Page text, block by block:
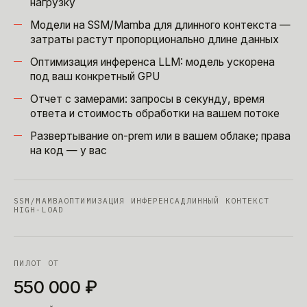
Модели на SSM/Mamba для длинного контекста —
затраты растут пропорционально длине данных
Оптимизация инференса LLM: модель ускорена
под ваш конкретный GPU
Отчет с замерами: запросы в секунду, время
ответа и стоимость обработки на вашем потоке
Развертывание on-prem или в вашем облаке; права
на код — у вас
SSM/MAMBAОПТИМИЗАЦИЯ ИНФЕРЕНСАДЛИННЫЙ КОНТЕКСТ
HIGH-LOAD
ПИЛОТ ОТ
550 000 ₽